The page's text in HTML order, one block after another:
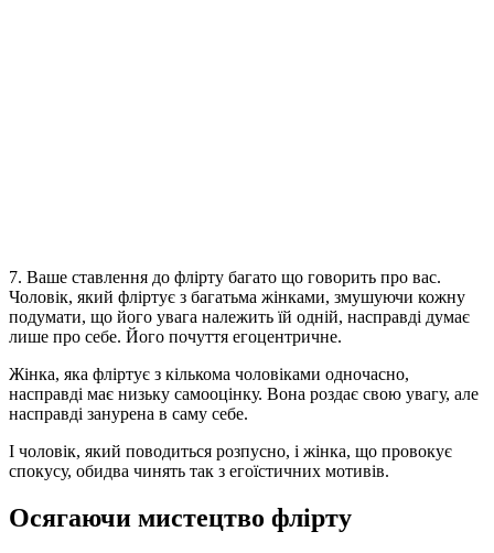
7. Ваше ставлення до флірту багато що говорить про вас.
Чоловік, який фліртує з багатьма жінками, змушуючи кожну
подумати, що його увага належить їй одній, насправді думає
лише про себе. Його почуття егоцентричне.
Жінка, яка фліртує з кількома чоловіками одночасно,
насправді має низьку самооцінку. Вона роздає свою увагу, але
насправді занурена в саму себе.
І чоловік, який поводиться розпусно, і жінка, що провокує
спокусу, обидва чинять так з егоїстичних мотивів.
Осягаючи мистецтво флірту